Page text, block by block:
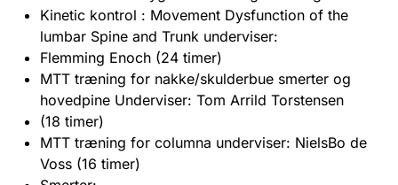
Kinetic kontrol : Movement Dysfunction of the
lumbar Spine and Trunk underviser:
Flemming Enoch (24 timer)
MTT træning for nakke/skulderbue smerter og
hovedpine Underviser: Tom Arrild Torstensen
(18 timer)
MTT træning for columna underviser: NielsBo de
Voss (16 timer)